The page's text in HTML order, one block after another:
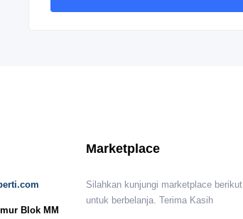
Blok MM
Marketplace
Silahkan kunjungi marketplace berikut
untuk berbelanja. Terima Kasih